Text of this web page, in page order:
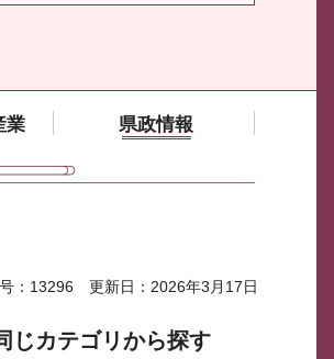
業 県政情報
：13296 更新日：2026年3月17日
じカテゴリから探す